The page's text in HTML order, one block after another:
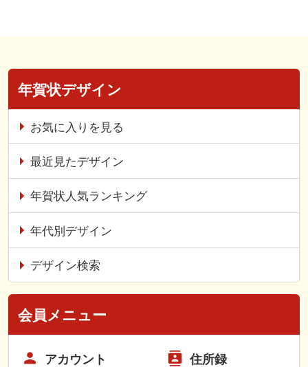
年賀状デザイン
お気に入りを見る
最近見たデザイン
年賀状人気ランキング
年代別デザイン
デザイン検索
会員メニュー
アカウント 住所録